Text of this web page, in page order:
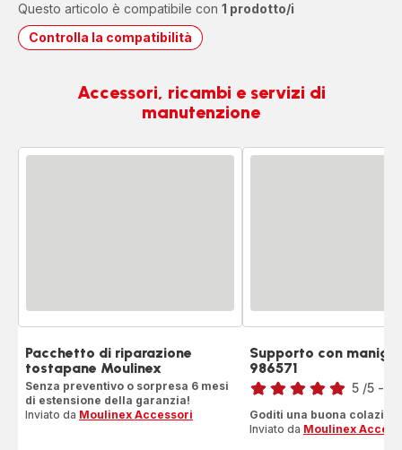
Questo articolo è compatibile con 1 prodotto/i
Controlla la compatibilità
Accessori, ricambi e servizi di
manutenzione
Pacchetto di riparazione
tostapane Moulinex
Senza preventivo o sorpresa 6 mesi
di estensione della garanzia!
Inviato da Moulinex Accessori
Supporto con
986571
Voto
di
5 /5 -
Goditi una buona
Inviato da Moulinex